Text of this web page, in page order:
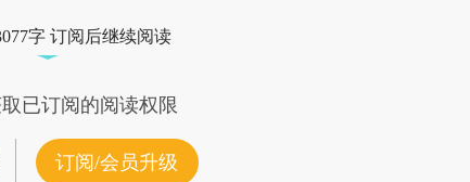
代表财新观点和立场。推荐点击链接阅读原
字 订阅后继续阅读
已订阅的阅读权限
订阅/会员升级